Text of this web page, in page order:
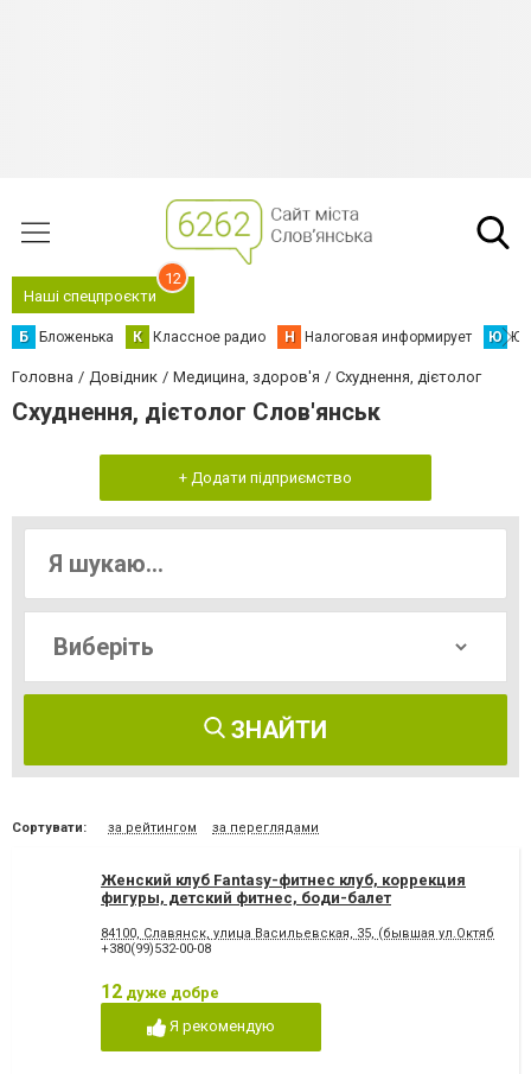
Наші спецпроєкти
12
Б Бложенька К Классное радио Н Налоговая информирует Ю
Головна Довідник Медицина, здоров'я Схуднення, дієтолог
Схуднення, дієтолог Слов'янськ
+ Додати підприємство
ЗНАЙТИ
Сортувати: за рейтингом за переглядами
Женский клуб Fantasy-фитнес клуб, коррекция
фигуры, детский фитнес, боди-балет
84100, Славянск, улица Васильевская, 35, (бывшая
+380(99)532-00-08
12 дуже добре
Я рекомендую